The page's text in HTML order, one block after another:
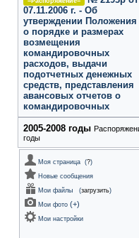
07.11.2006 г. - Об
утверждении Положения
о порядке и размерах
возмещения
командировочных
расходов, выдачи
подотчетных денежных
средств, представления
авансовых отчетов о
командировочных
2005-2008 годы
годы
Моя страница (?)
Новые сообщения
Мои файлы
(загрузить)
Мои фото (+)
Мои настройки